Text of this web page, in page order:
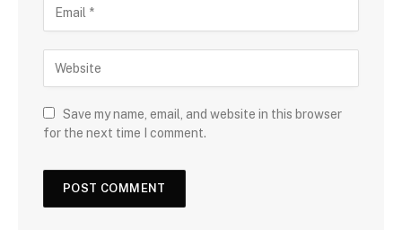
Save my name, email, and website in this browser
for the next time I comment.